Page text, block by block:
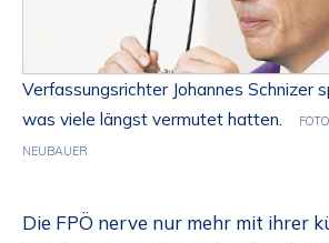
Verfassungsrichter Johannes Schnizer
was viele längst vermutet hatten.
NEUBAUER
Die FPÖ nerve nur mehr mit ihrer